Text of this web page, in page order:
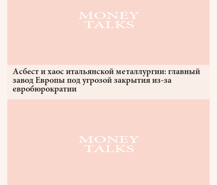
Асбест и хаос итальянской металлургии: главный
завод Европы под угрозой закрытия из-за
евробюрократии